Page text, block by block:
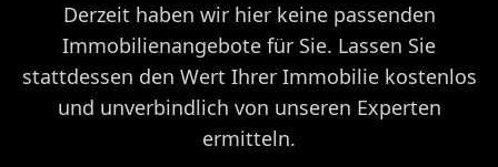
Derzeit haben wir hier keine passenden
Immobilienangebote für Sie. Lassen Sie
stattdessen den Wert Ihrer Immobilie kostenlos
und unverbindlich von unseren Experten
ermitteln.